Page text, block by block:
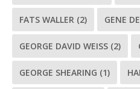
FATS WALLER (2) GENE
GEORGE DAVID WEISS (2)
GEORGE SHEARING (1)